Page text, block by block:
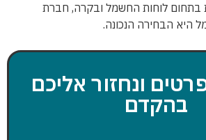
בתחום לוחות החשמל ובקרה, חברת
היא הבחירה הנכונה.
ונחזור אליכם
בהקדם